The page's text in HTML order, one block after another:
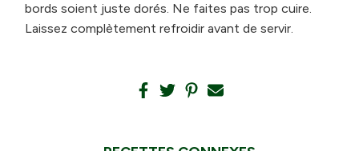
bords soient juste dorés. Ne faites pas trop cuire.
Laissez complètement refroidir avant de servir.